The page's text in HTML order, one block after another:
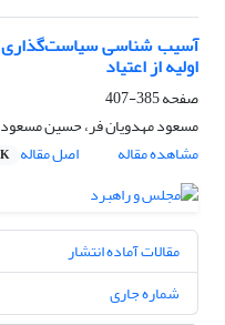
آسیب شناسی سیاست‌گذاری
اولیه از اعتیاد
صفحه385-407
مسعود مهدویان فر، حسین
مشاهده مقاله
اصل مقاله
مقالات آماده انتشار
شماره جاری